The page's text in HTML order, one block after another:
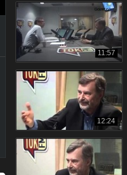
11:57
12:24